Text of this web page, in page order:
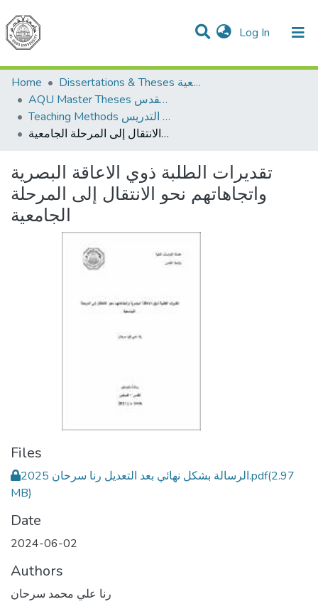
Log In (current)
Communities & Collections
All of DSpace
Home
Dissertations & Theses الرسائل الجامعية
AQU Master Theses الرسائل الجامعية الخاصة بجامعة القدس
Teaching Methods أساليب التدريس
تقديرات الطلبة ذوي الاعاقة البصرية واتجاهاتهم نحو الانتقال إلى المرحلة الجامعية
تقديرات الطلبة ذوي الاعاقة البصرية
واتجاهاتهم نحو الانتقال إلى المرحلة
الجامعية
Files
الرسالة بشكل نهائي بعد التعديل رنا سرحان 2025.pdf(2.97
MB)
Date
2024-06-02
Authors
رنا علي محمد سرحان